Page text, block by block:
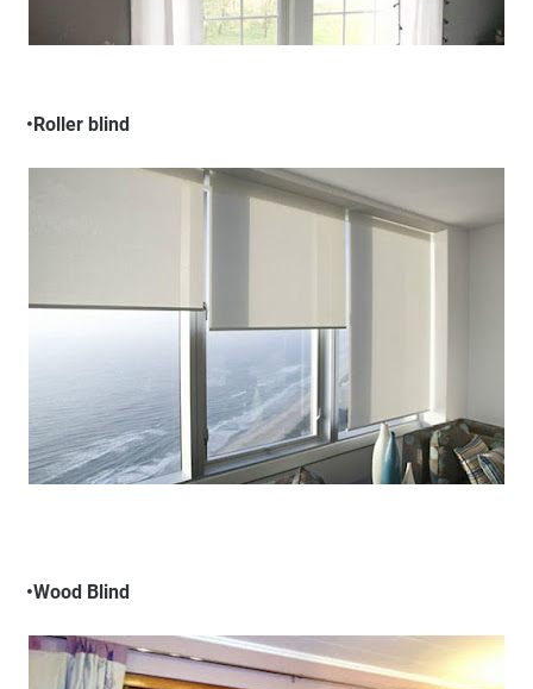
•Roller blind
•Wood Blind